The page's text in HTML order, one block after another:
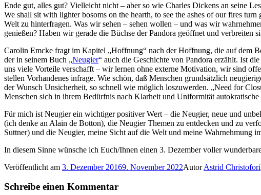
Ende gut, alles gut? Vielleicht nicht – aber so wie Charles Dickens an seine
We shall sit with lighter bosoms on the hearth, to see the ashes of our fires
Welt zu hinterfragen. Was wir sehen – sehen wollen – und was wir
genießen? Haben wir gerade die Büchse der Pandora geöffnet und verbreiten
Carolin Emcke fragt im Kapitel „Hoffnung“ nach der Hoffnung, die auf dem
der in seinem Buch „Neugier“ auch die Geschichte von Pandora erzählt. Ist
uns viele Vorteile verschafft – wir lernen ohne externe Motivation, wir sind
stellen Vorhandenes infrage. Wie schön, daß Menschen grundsätzlich
der Wunsch Unsicherheit, so schnell wie möglich loszuwerden. „Need for
Menschen sich in ihrem Bedürfnis nach Klarheit und Uniformität
Für mich ist Neugier ein wichtiger positiver Wert – die Neugier, neue und
(ich denke an Alain de Botton), die Neugier Themen zu entdecken und zu
Suttner) und die Neugier, meine Sicht auf die Welt und meine
In diesem Sinne wünsche ich Euch/Ihnen einen 3. Dezember voller
Veröffentlicht am 3. Dezember 20169. November 2022AutorAstrid Christofori
Schreibe einen Kommentar